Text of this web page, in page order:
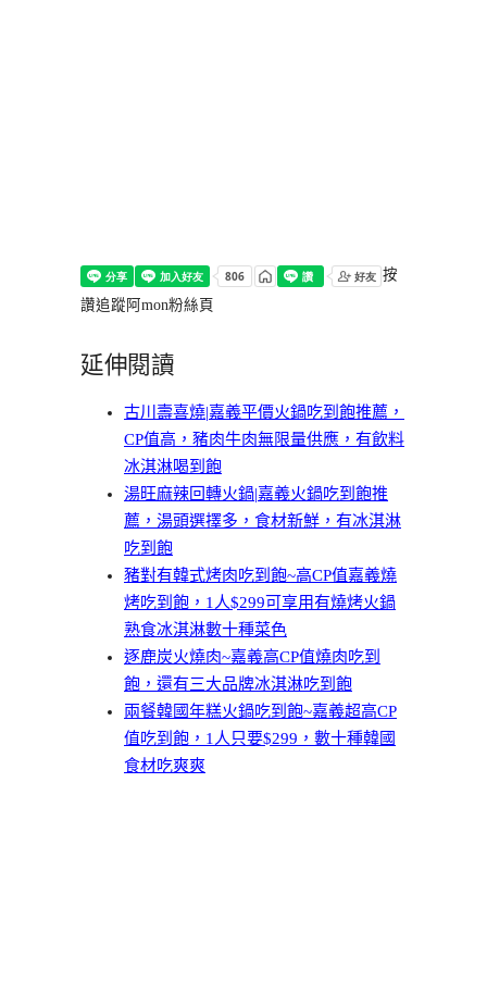
按
讚追蹤阿mon粉絲頁
延伸閱讀
古川壽喜燒|嘉義平價火鍋吃到飽推薦，
CP值高，豬肉牛肉無限量供應，有飲料
冰淇淋喝到飽
湯旺麻辣回轉火鍋|嘉義火鍋吃到飽推
薦，湯頭選擇多，食材新鮮，有冰淇淋
吃到飽
豬對有韓式烤肉吃到飽~高CP值嘉義燒
烤吃到飽，1人$299可享用有燒烤火鍋
熟食冰淇淋數十種菜色
逐鹿炭火燒肉~嘉義高CP值燒肉吃到
飽，還有三大品牌冰淇淋吃到飽
兩餐韓國年糕火鍋吃到飽~嘉義超高CP
值吃到飽，1人只要$299，數十種韓國
食材吃爽爽